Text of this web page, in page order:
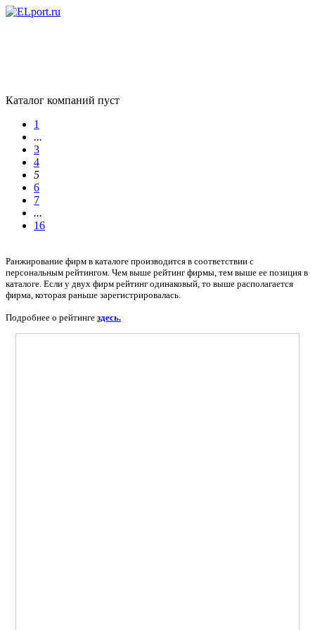
Каталог компаний пуст
1
...
3
4
5
6
7
...
16
Ранжирование фирм в каталоге производится в соответствии с
персональным рейтингом. Чем выше рейтинг фирмы, тем выше ее позиция в
каталоге. Если у двух фирм рейтинг одинаковый, то выше располагается
фирма, которая раньше зарегистрировалась.
Подробнее о рейтинге здесь.